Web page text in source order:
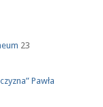
23
Pawła